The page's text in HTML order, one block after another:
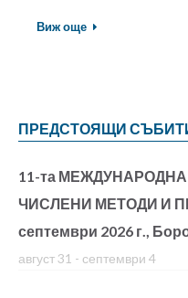
Виж още
ПРЕДСТОЯЩИ
11-та
ЧИСЛЕНИ МЕТОДИ И
септември 2026 г.,
август 31 - септември 4